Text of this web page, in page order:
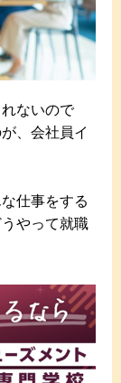
ないので
、会社員イ
仕事をする
やって就職